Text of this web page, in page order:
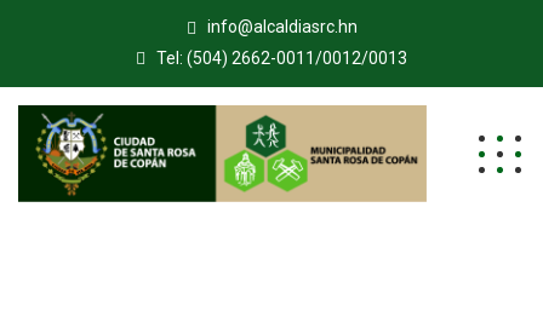
info@alcaldiasrc.hn
Tel: (504) 2662-0011/0012/0013